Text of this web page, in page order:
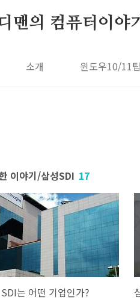
맨의 컴퓨터이야기
소개 윈도우10/11팁
이야기/삼성SDI 17
는 어떤 기업인가?